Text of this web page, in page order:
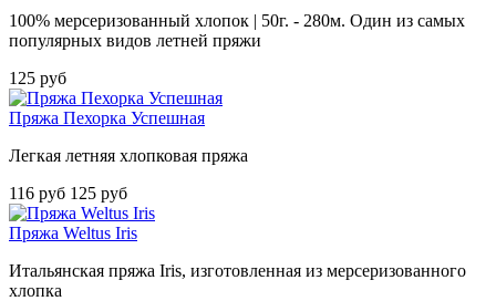
100% мерсеризованный хлопок | 50г. - 280м. Один из самых
популярных видов летней пряжи
125 руб
Пряжа Пехорка Успешная
Легкая летняя хлопковая пряжа
116 руб 125 руб
Пряжа Weltus Iris
Итальянская пряжа Iris, изготовленная из мерсеризованного
хлопка